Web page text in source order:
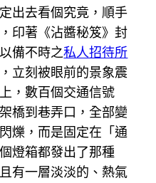
出去看個究竟，順手
印著《沾醬秘笈》封
備不時之私人招待所
立刻被眼前的景象震
，數百個交通信號
橋到巷弄口，全部變
爍，而是固定在「通
燈箱都發出了那種
有一層淡淡的、熱氣